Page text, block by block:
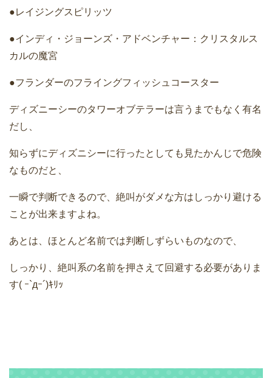
●レイジングスピリッツ
●インディ・ジョーンズ・アドベンチャー：クリスタルス
カルの魔宮
●フランダーのフライングフィッシュコースター
ディズニーシーのタワーオブテラーは言うまでもなく有名
だし、
知らずにディズニシーに行ったとしても見たかんじで危険
なものだと、
一瞬で判断できるので、絶叫がダメな方はしっかり避ける
ことが出来ますよね。
あとは、ほとんど名前では判断しずらいものなので、
しっかり、絶叫系の名前を押さえて回避する必要がありま
す( ｰ`дｰ´)ｷﾘｯ